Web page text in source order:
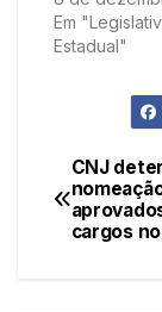
Em
Estadual"
de
CNJ
cargos